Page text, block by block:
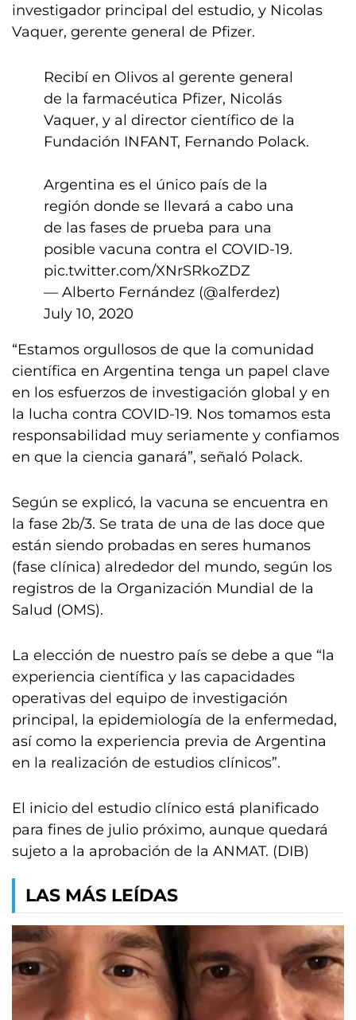
investigador principal del estudio, y Nicolas
Vaquer, gerente general de Pfizer.
Recibí en Olivos al gerente general
de la farmacéutica Pfizer, Nicolás
Vaquer, y al director científico de la
Fundación INFANT, Fernando Polack.
Argentina es el único país de la
región donde se llevará a cabo una
de las fases de prueba para una
posible vacuna contra el COVID-19.
pic.twitter.com/XNrSRkoZDZ
— Alberto Fernández (@alferdez)
July 10, 2020
“Estamos orgullosos de que la comunidad
científica en Argentina tenga un papel clave
en los esfuerzos de investigación global y en
la lucha contra COVID-19. Nos tomamos esta
responsabilidad muy seriamente y confiamos
en que la ciencia ganará”, señaló Polack.
Según se explicó, la vacuna se encuentra en
la fase 2b/3. Se trata de una de las doce que
están siendo probadas en seres humanos
(fase clínica) alrededor del mundo, según los
registros de la Organización Mundial de la
Salud (OMS).
La elección de nuestro país se debe a que “la
experiencia científica y las capacidades
operativas del equipo de investigación
principal, la epidemiología de la enfermedad,
así como la experiencia previa de Argentina
en la realización de estudios clínicos”.
El inicio del estudio clínico está planificado
para fines de julio próximo, aunque quedará
sujeto a la aprobación de la ANMAT. (DIB)
LAS MÁS LEÍDAS